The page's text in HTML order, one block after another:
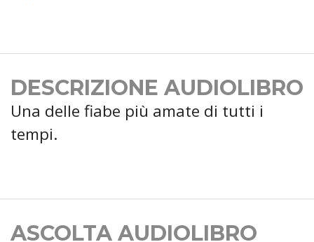
DESCRIZIONE AUDIOLIBRO
Una delle fiabe più amate di tutti i
tempi.
ASCOLTA AUDIOLIBRO